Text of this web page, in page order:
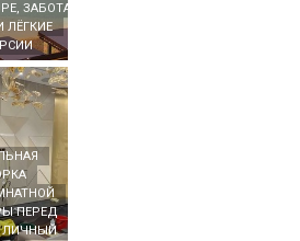
ЗАБОТА
ЛЁГКИЕ
ПЕРЕД
ЛИЧНЫЙ